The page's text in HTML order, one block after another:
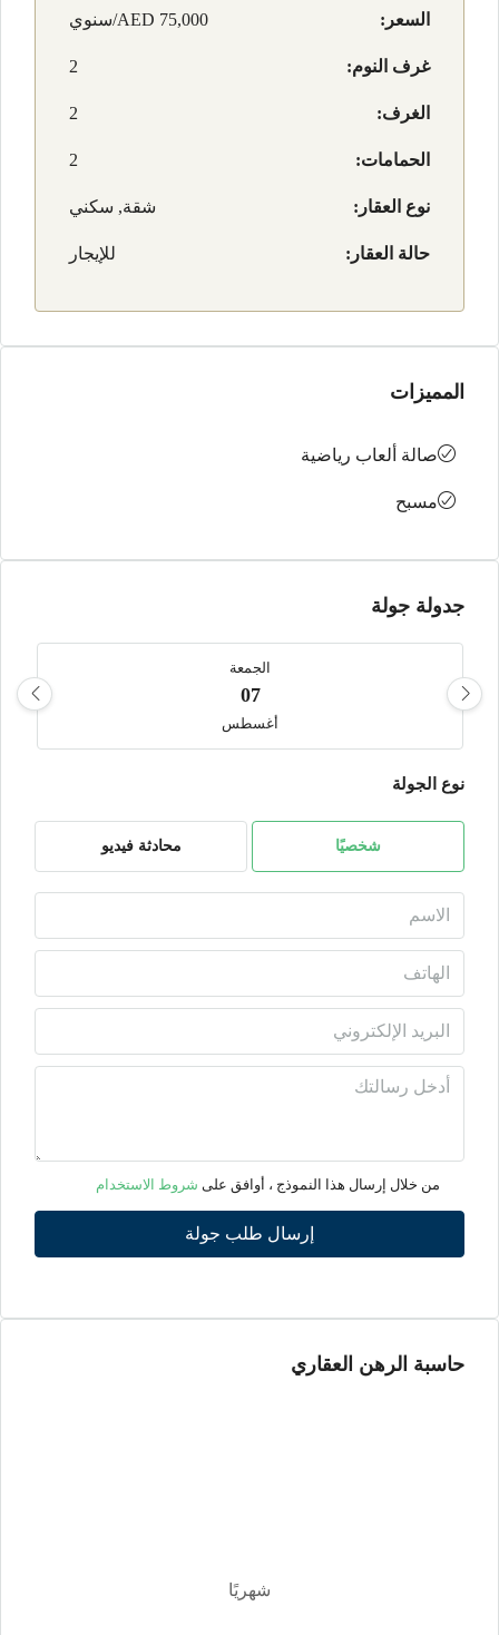
السعر: AED 75,000/سنوي
غرف النوم: 2
الغرف: 2
الحمامات: 2
نوع العقار: شقة, سكني
حالة العقار: للإيجار
المميزات
صالة ألعاب رياضية
مسبح
جدولة جولة
الجمعة
07
أغسطس
10
11
أغسطس
الأربعاء
أغسطس
نوع الجولة
شخصيًا محادثة فيديو
من خلال إرسال هذا النموذج ، أوافق على شروط الاستخدام
إرسال طلب جولة
حاسبة الرهن العقاري
شهريًا